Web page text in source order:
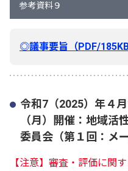
参考資料９
◎議事要旨（PDF/
令和7（2025）年４
（月）開催：地域活
委員会（第１回：メ
【注意】審査・評価に関